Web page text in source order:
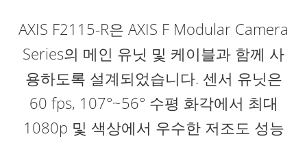
AXIS F2115-R은 AXIS F Modular Camera
Series의 메인 유닛 및 케이블과 함께 사
용하도록 설계되었습니다. 센서 유닛은
60 fps, 107°~56° 수평 화각에서 최대
1080p 및 색상에서 우수한 저조도 성능